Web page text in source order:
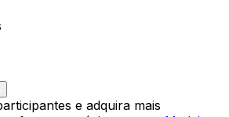
e adquira mais